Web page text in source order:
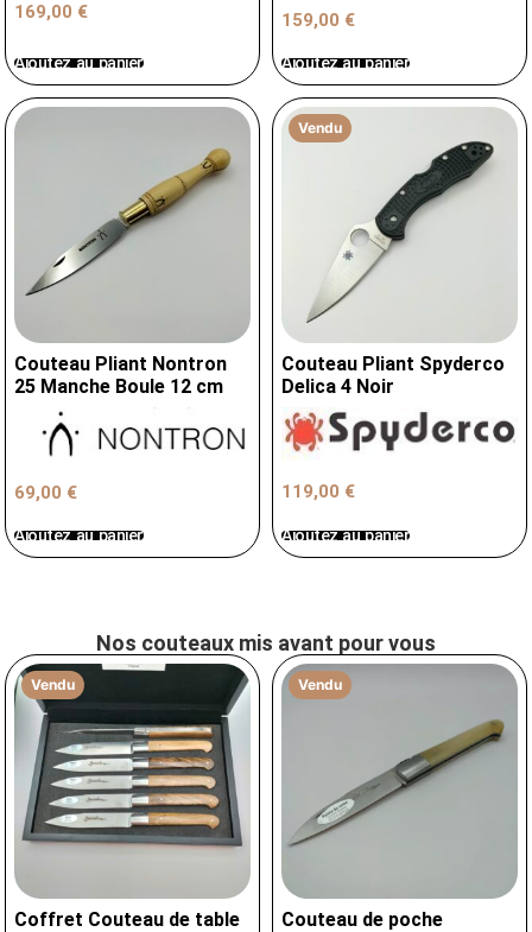
169,00 €
Ajoutez au panier
159,00 €
Ajoutez au panier
Couteau Pliant Nontron
25 Manche Boule 12 cm
69,00 €
Ajoutez au panier
Vendu
Couteau Pliant Spyderco
Delica 4 Noir
119,00 €
Ajoutez au panier
Nos couteaux mis avant pour vous
Vendu
Coffret Couteau de table
Vendu
Couteau de poche